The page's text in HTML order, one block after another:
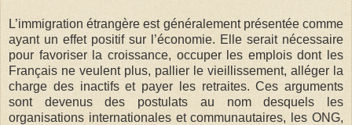
L’immigration étrangère est généralement présentée comme
ayant un effet positif sur l’économie. Elle serait nécessaire
pour favoriser la croissance, occuper les emplois dont les
Français ne veulent plus, pallier le vieillissement, alléger la
charge des inactifs et payer les retraites. Ces arguments
sont devenus des postulats au nom desquels les
organisations internationales et communautaires, les ONG,